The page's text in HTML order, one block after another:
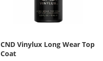
CND Vinylux Long Wear Top
Coat